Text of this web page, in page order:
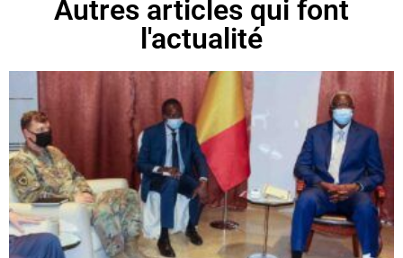
Autres articles qui font
l'actualité